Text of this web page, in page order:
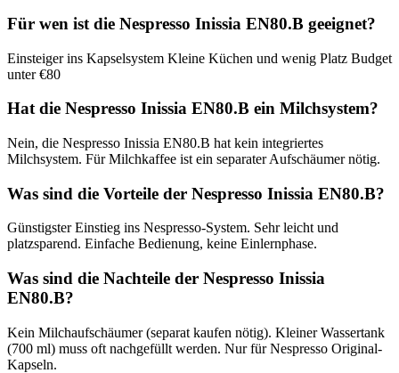
Für wen ist die Nespresso Inissia EN80.B geeignet?
Einsteiger ins Kapselsystem Kleine Küchen und wenig Platz Budget
unter €80
Hat die Nespresso Inissia EN80.B ein Milchsystem?
Nein, die Nespresso Inissia EN80.B hat kein integriertes
Milchsystem. Für Milchkaffee ist ein separater Aufschäumer nötig.
Was sind die Vorteile der Nespresso Inissia EN80.B?
Günstigster Einstieg ins Nespresso-System. Sehr leicht und
platzsparend. Einfache Bedienung, keine Einlernphase.
Was sind die Nachteile der Nespresso Inissia
EN80.B?
Kein Milchaufschäumer (separat kaufen nötig). Kleiner Wassertank
(700 ml) muss oft nachgefüllt werden. Nur für Nespresso Original-
Kapseln.